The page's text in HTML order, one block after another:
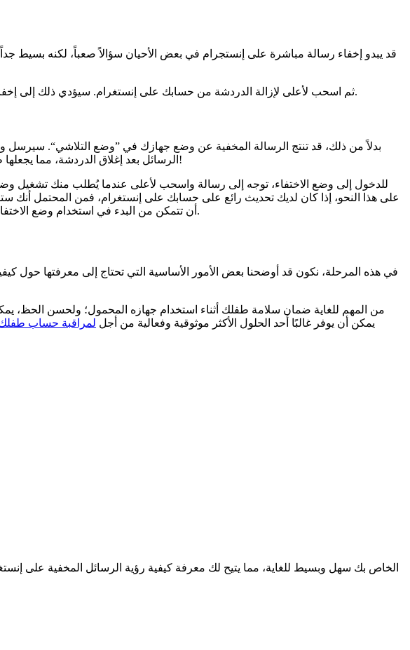
قد يبدو إخفاء رسالة مباشرة على إنستجرام في بعض الأحيان سؤالاً صعباً، لكنه بسيط
ثم اسحب لأعلى لإزالة الدردشة من حسابك على إنستغرام. سيؤدي ذلك إلى إخفاء الرسائل من العرض على إنستجرام الخاص بك، مما يتيح لك فرصة مراقبة استخدامك لإنستجرام والتحكم فيه بسهولة.
بدلاً من ذلك، قد تنتج الرسالة المخفية عن وضع جهازك في ”وضع التلاشي“.
الرسائل بعد إغلاق الدردشة، مما يجعلها طريقة رائعة للحفاظ على خصوصية الأمور إذا لزم الأمر - ولكن تأكد من إغلاق الدردشة للتأكد من محوها من جهازك أولاً!
للدخول إلى وضع الاختفاء، توجه إلى رسالة واسحب لأعلى عندما يُطلب منك تشغيل
أن تتمكن من البدء في استخدام وضع الاختفاء. لسوء الحظ، وبسبب طبيعته، لا يمكن استعادة رسائل وضع التلاشي أو العثور عليها على جهازك بمجرد إغلاق الدردشة.
في هذه المرحلة، نكون قد أوضحنا بعض الأمور الأساسية التي تحتاج إلى معرفتها حول
من المهم للغاية ضمان سلامة طفلك أثناء استخدام جهازه المحمول؛ ولحسن الحظ،
. يمكن أن يوفر غالبًا أحد الحلول الأكثر موثوقية وفعالية من أجل لمراقبة حساب